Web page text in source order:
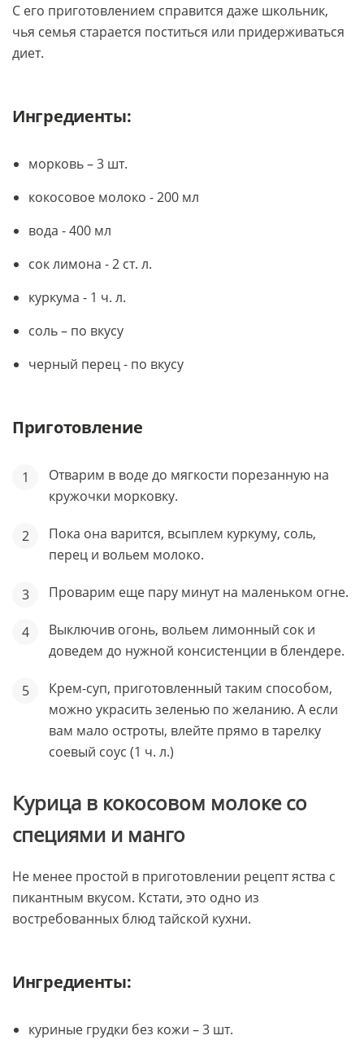
С его приготовлением справится даже школьник,
чья семья старается поститься или придерживаться
диет.
Ингредиенты:
морковь – 3 шт.
кокосовое молоко - 200 мл
вода - 400 мл
сок лимона - 2 ст. л.
куркума - 1 ч. л.
соль – по вкусу
черный перец - по вкусу
Приготовление
Отварим в воде до мягкости порезанную на
кружочки морковку.
Пока она варится, всыплем куркуму, соль,
перец и вольем молоко.
Проварим еще пару минут на маленьком огне.
Выключив огонь, вольем лимонный сок и
доведем до нужной консистенции в блендере.
Крем-суп, приготовленный таким способом,
можно украсить зеленью по желанию. А если
вам мало остроты, влейте прямо в тарелку
соевый соус (1 ч. л.)
Курица в кокосовом молоке со
специями и манго
Не менее простой в приготовлении рецепт яства с
пикантным вкусом. Кстати, это одно из
востребованных блюд тайской кухни.
Ингредиенты:
куриные грудки без кожи – 3 шт.